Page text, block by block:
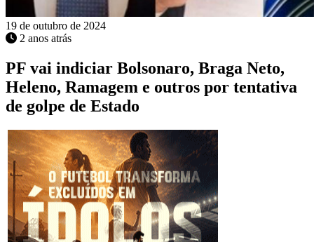
19 de outubro de 2024
2 anos atrás
PF vai indiciar Bolsonaro, Braga Neto,
Heleno, Ramagem e outros por tentativa
de golpe de Estado